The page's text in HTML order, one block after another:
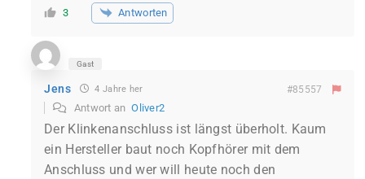
3 Antworten
Gast
Jens 4 Jahre her #85557
Antwort anOliver2
Der Klinkenanschluss ist längst überholt. Kaum
ein Hersteller baut noch Kopfhörer mit dem
Anschluss und wer will heute noch den